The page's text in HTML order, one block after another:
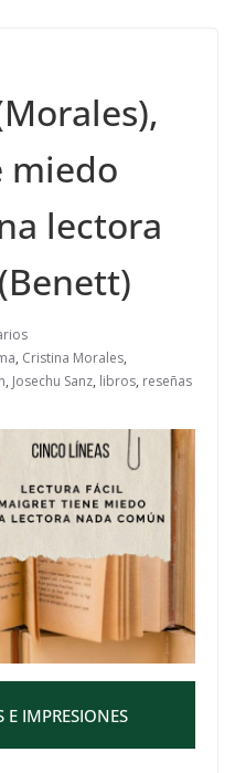
miedo
lectora
, Cristina Morales,
, Josechu Sanz, libros, reseñas
E IMPRESIONES